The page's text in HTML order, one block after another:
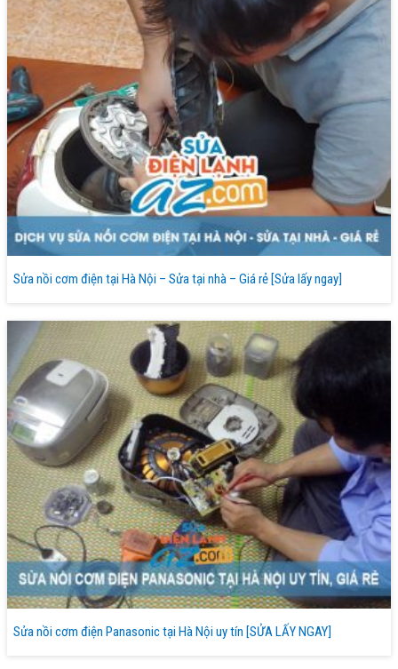
Sửa nồi cơm điện tại Hà Nội – Sửa tại nhà – Giá rẻ [Sửa lấy ngay]
Sửa nồi cơm điện Panasonic tại Hà Nội uy tín [SỬA LẤY NGAY]